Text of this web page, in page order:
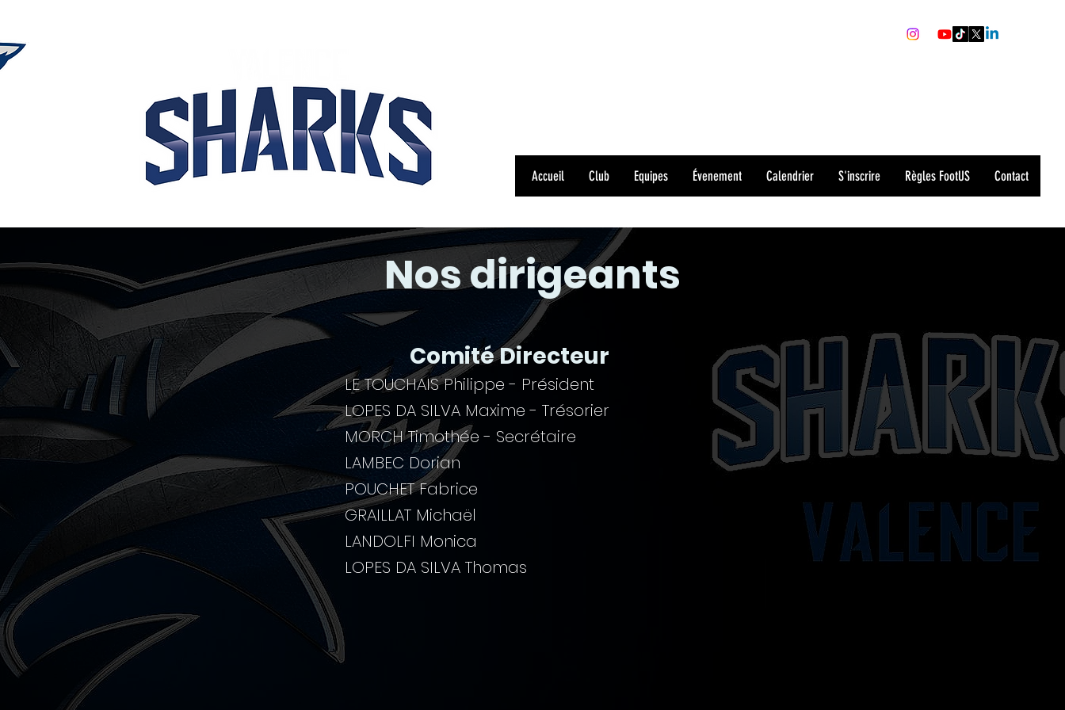
Accueil Club Equipes Évenement Calendrier S'inscrire Règles FootUS Contact
Nos dirigeants
Comité Directeur
LE TOUCHAIS Philippe - Président
LOPES DA SILVA Maxime - Trésorier
MORCH Timothée - Secrétaire
LAMBEC Dorian
POUCHET Fabrice
GRAILLAT Michaël
LANDOLFI Monica
LOPES DA SILVA Thomas